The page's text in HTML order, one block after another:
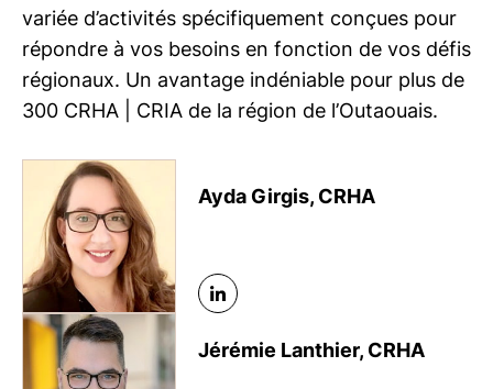
variée d’activités spécifiquement conçues pour
répondre à vos besoins en fonction de vos défis
régionaux. Un avantage indéniable pour plus de
300 CRHA | CRIA de la région de l’Outaouais.
Ayda Girgis, CRHA
Jérémie Lanthier, CRHA